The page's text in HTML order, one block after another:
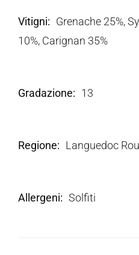
Vitigni
Grenache 25%,
10%, Carignan 35%
Gradazione 13
Regione Languedoc
Allergeni Solfiti